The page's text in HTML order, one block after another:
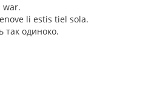
war.
li estis tiel sola.
так одиноко.